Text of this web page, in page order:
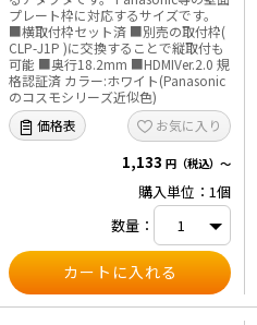
プレート枠に対応するサイズです。
■横取付枠セット済 ■別売の取付枠(
CLP-J1P )に交換することで縦取付も
可能 ■奥行18.2mm ■HDMIVer.2.0 規
格認証済 カラー:ホワイト(Panasonic
のコスモシリーズ近似色)
価格表
お気に入り
1,133 円（税込）～
購入単位：1個
数量：